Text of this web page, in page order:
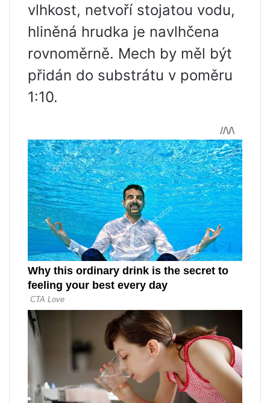
vlhkost, netvoří stojatou vodu,
hliněná hrudka je navlhčena
rovnoměrně. Mech by měl být
přidán do substrátu v poměru
1:10.